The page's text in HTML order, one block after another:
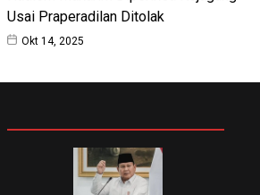
Usai Praperadilan Ditolak
Okt 14, 2025